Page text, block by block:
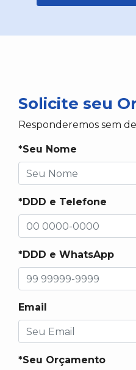
Solicite seu
Responderemos sem
*Seu Nome
*DDD e Telefone
*DDD e WhatsApp
Email
*Seu Orçamento